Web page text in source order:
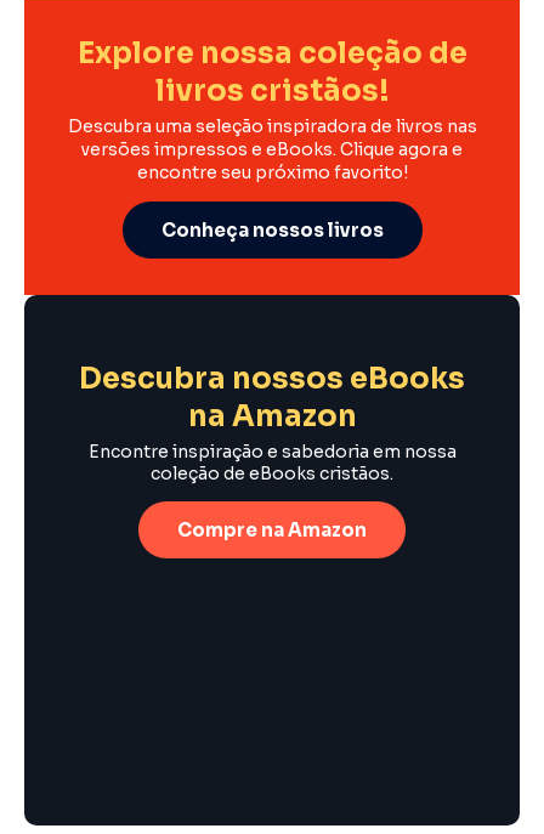
Explore nossa coleção de
livros cristãos!
Descubra uma seleção inspiradora de livros nas
versões impressos e eBooks. Clique agora e
encontre seu próximo favorito!
Conheça nossos livros
Descubra nossos eBooks
na Amazon
Encontre inspiração e sabedoria em nossa
coleção de eBooks cristãos.
Compre na Amazon